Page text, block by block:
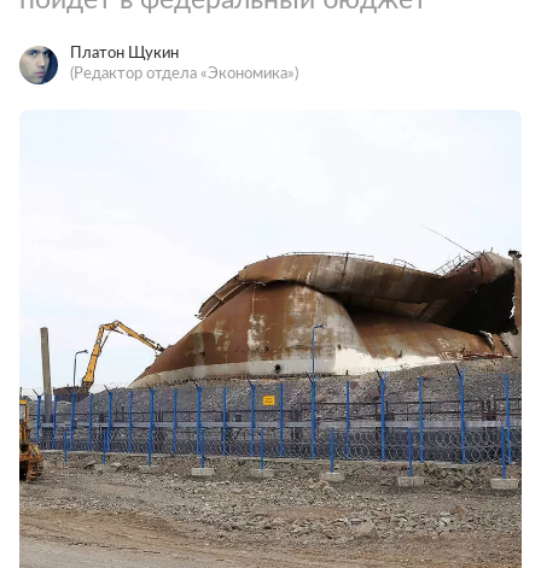
Платон Щукин
(Редактор отдела «Экономика»)